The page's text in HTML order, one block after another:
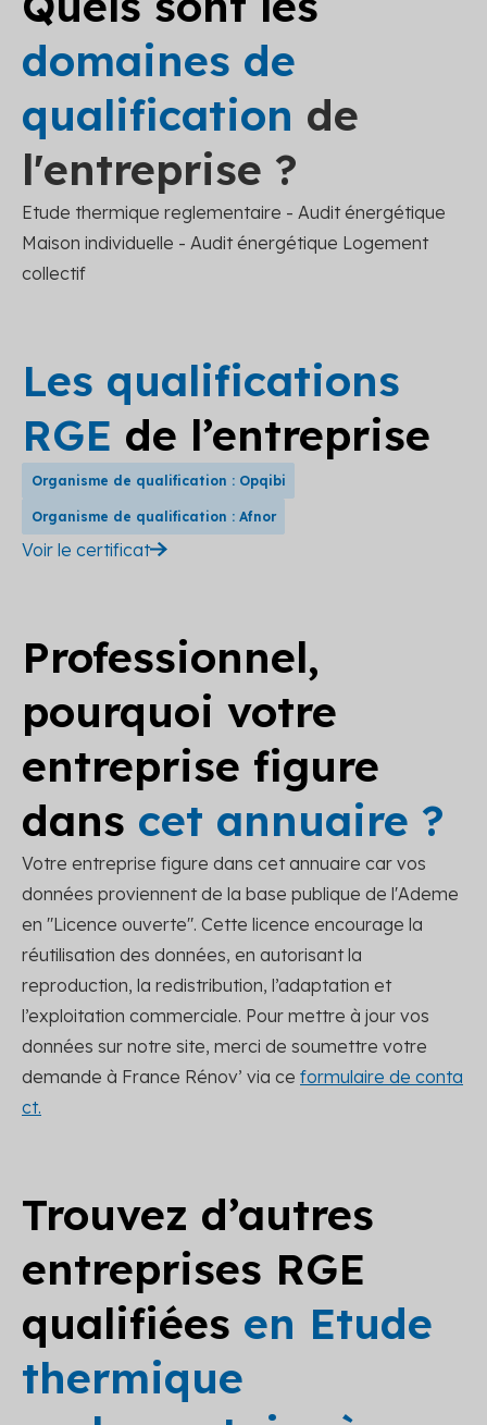
domaines de
qualification de
l'entreprise ?
Etude thermique reglementaire - Audit énergétique
Maison individuelle - Audit énergétique Logement
collectif
Les qualifications
RGE de l’entreprise
Organisme de qualification : Opqibi
Organisme de qualification : Afnor
Voir le certificat
Professionnel,
pourquoi votre
entreprise figure
dans cet annuaire ?
Votre entreprise figure dans cet annuaire car vos
données proviennent de la base publique de l'Ademe
en "Licence ouverte". Cette licence encourage la
réutilisation des données, en autorisant la
reproduction, la redistribution, l’adaptation et
l’exploitation commerciale. Pour mettre à jour vos
données sur notre site, merci de soumettre votre
demande à France Rénov’ via ce formulaire de conta
ct.
Trouvez d’autres
entreprises RGE
qualifiées en Etude
thermique